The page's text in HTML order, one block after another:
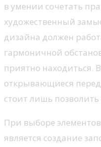
в умении сочетать
художественный
дизайна должен
гармоничной
приятно находиться.
открывающиеся
стоит лишь позволить
При выборе
является создание